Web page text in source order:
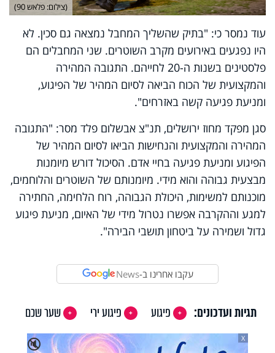
(צילום: פלאש 90)
עוד נמסר כי: "בתיק שהשליך המחבל נמצאה גם סכין. לא
היו נפגעים באירועים מקרב השוטרים. שני המחבלים הם
פלסטינים בשנות ה-20 לחייהם. התגובה המהירה
והמקצועית של הכוח הביאה לסיום המהיר של הפיגוע,
ומניעת פגיעה קשה באזרחים".
סגן מפקד מחוז ירושלים, תנ"צ אבשלום פלד מסר: "התגובה
המהירה והמקצועית והנחישות הביאו לסיום המהיר של
הפיגוע ומניעת פגיעה בחיי אדם. הסיכול דורש מיומנות
מבצעית גבוהה והוא מידי. מיומנותם של השוטרים והלוחמים,
מוכנותם למשימות, היכולת הגבוהה, רוח הלחימה, החתירה
למגע וההקרבה אפשרו נטרול מידי של האיום, מניעת פיגוע
גדול ושמירה על ביטחון תושבי הבירה".
עקבו אחרינו ב-News
תגיות ועדכונים: פיגוע פיגוע ירי
שער שכם
🔇
X